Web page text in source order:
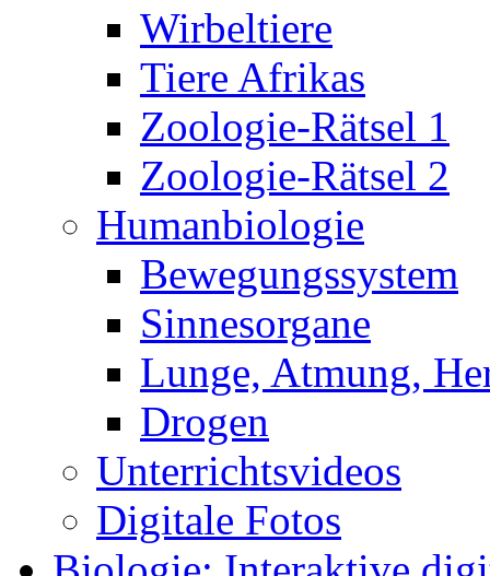
Wirbeltiere
Tiere Afrikas
Zoologie-Rätsel 1
Zoologie-Rätsel 2
Humanbiologie
Bewegungssystem
Sinnesorgane
Lunge, Atmung,
Drogen
Unterrichtsvideos
Digitale Fotos